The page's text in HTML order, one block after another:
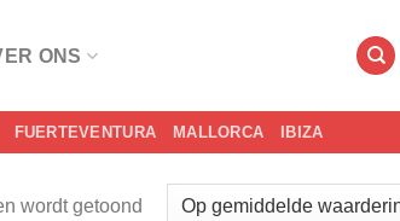
ONS
FUERTEVENTURA MALLORCA IBIZA
wordt getoond